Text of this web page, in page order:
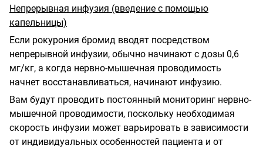
Непрерывная инфузия (введение с помощью
капельницы)
Если рокурония бромид вводят посредством
непрерывной инфузии, обычно начинают с дозы 0,6
мг/кг, а когда нервно-мышечная проводимость
начнет восстанавливаться, начинают инфузию.
Вам будут проводить постоянный мониторинг нервно-
мышечной проводимости, поскольку необходимая
скорость инфузии может варьировать в зависимости
от индивидуальных особенностей пациента и от